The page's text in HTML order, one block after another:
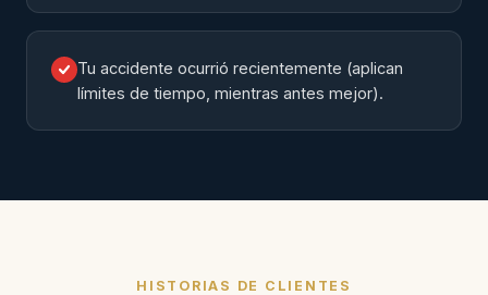
Tu accidente ocurrió recientemente (aplican
límites de tiempo, mientras antes mejor).
HISTORIAS DE CLIENTES